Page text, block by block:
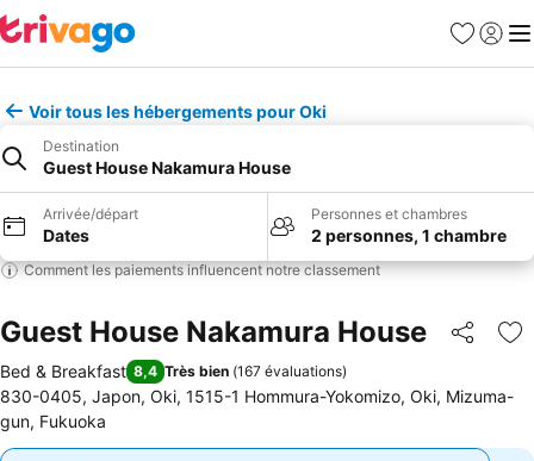
Favoris
Se
Voir tous les hébergements pour Oki
Destination
Guest House Nakamura House
Arrivée/départ
Dates
Personnes et chambres
2 personnes, 1 chambre
Comment les paiements influencent notre classement
Guest House Nakamura House Partager
Bed & Breakfast 8,4 Très bien (167 évaluations)
830-0405, Japon, Oki, 1515-1 Hommura-Yokomizo, Oki, Mizuma-
gun, Fukuoka